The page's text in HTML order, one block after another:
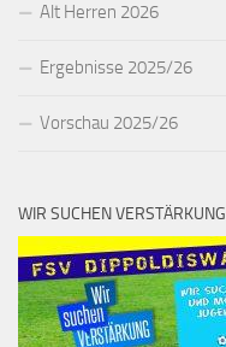
Alt Herren 2026
Ergebnisse 2025/26
Vorschau 2025/26
WIR SUCHEN VERSTÄRKUNG